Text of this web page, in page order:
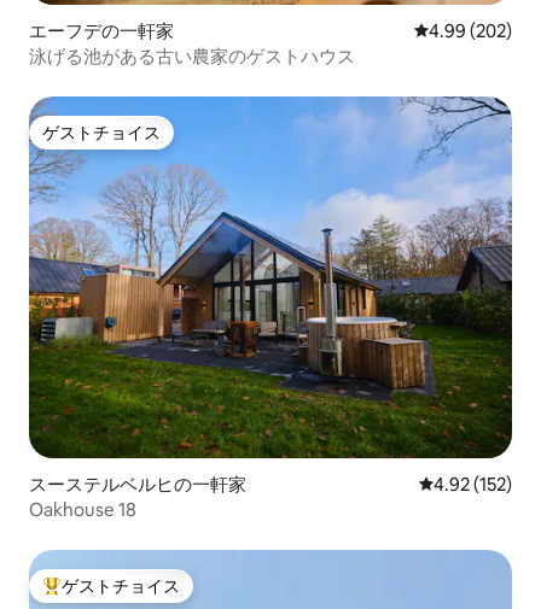
エーフデの一軒家 レビュー202
4.99 (202)
泳げる池がある古い農家のゲストハウス
ゲストチョイス
ゲストチョイス
スーステルベルヒの一軒家 レビュー152
4.92 (152)
Oakhouse 18
大好評のゲストチョイスです。
ゲストチョイス